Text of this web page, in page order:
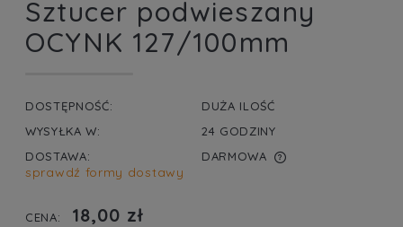
Sztucer podwieszany
OCYNK 127/100mm
DOSTĘPNOŚĆ:
DUŻA ILOŚĆ
WYSYŁKA W:
24 GODZINY
DOSTAWA:
DARMOWA
CENA NIE ZAWIERA EWENTUALNYCH KOSZTÓW
sprawdź formy dostawy
CENA: 18,00 zł